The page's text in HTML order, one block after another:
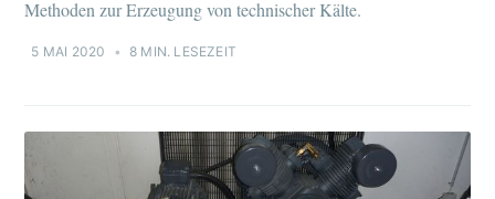
Methoden zur Erzeugung von technischer Kälte.
5 MAI 2020 • 8 MIN. LESEZEIT